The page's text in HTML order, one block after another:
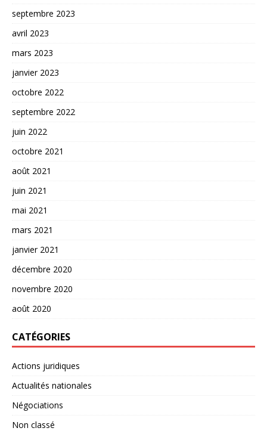
septembre 2023
avril 2023
mars 2023
janvier 2023
octobre 2022
septembre 2022
juin 2022
octobre 2021
août 2021
juin 2021
mai 2021
mars 2021
janvier 2021
décembre 2020
novembre 2020
août 2020
CATÉGORIES
Actions juridiques
Actualités nationales
Négociations
Non classé